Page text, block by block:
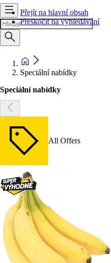
Přejít na hlavní obsah
Přeskočit na vyhledávání
Speciální nabídky
Speciální nabídky
All Offers